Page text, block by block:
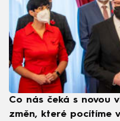
Co nás čeká s novou
změn, které pocítíme